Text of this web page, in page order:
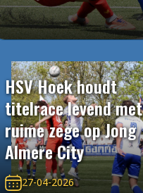
HSV Hoek houdt
titelrace levend met
ruime zege op Jong
Almere City
27-04-2026